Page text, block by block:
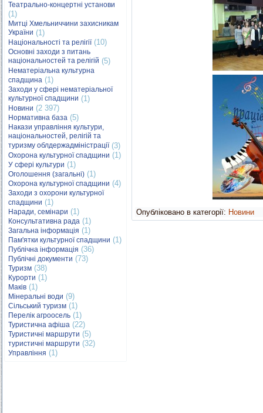
Театрально-концертні установи
(1)
Митці Хмельниччини захисникам
України (1)
Національності та релігії(10)
Основні заходи з питань
національностей та релігій (5)
Нематеріальна культурна
спадщина (1)
Заходи у сфері нематеріальної
культурної спадщини (1)
Новини (2 397)
Нормативна база (5)
Накази управління культури,
національностей, релігій та
туризму облдержадміністрації(3)
Охорона культурної спадщини (1)
У сфері культури (1)
Оголошення (загальні) (1)
Охорона культурної спадщини (4)
Заходи з охорони культурної
спадщини (1)
Наради, семінари (1)
Консультативна рада (1)
Загальна інформація (1)
Пам'ятки культурної спадщини (1)
Публічна інформація (36)
Публічні документи (73)
Туризм (38)
Курорти (1)
Маків (1)
Мінеральні води (9)
Сільський туризм (1)
Перелік агроосель (1)
Туристична афіша (22)
Туристичні маршрути (5)
туристичні маршрути (32)
Управління (1)
Опубліковано в категорії: Новини